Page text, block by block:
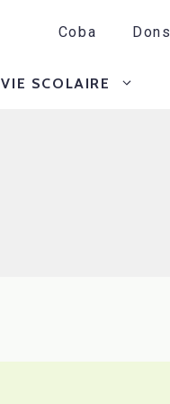
VIE SCOLAIRE
Coba Dons